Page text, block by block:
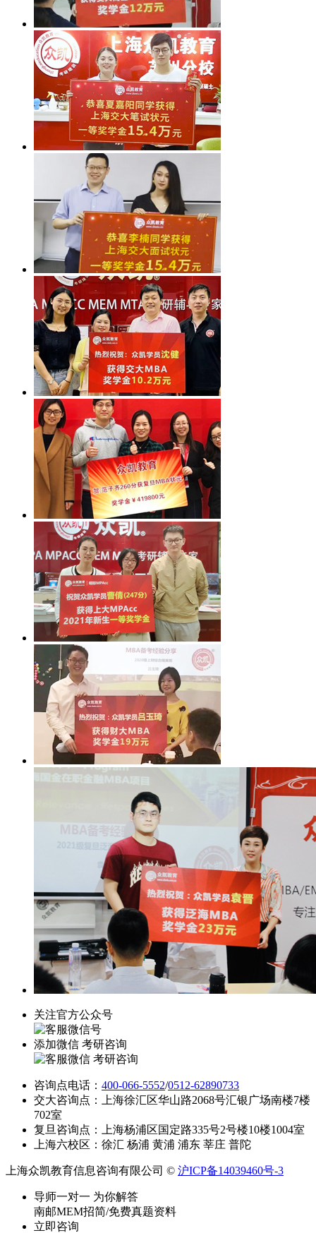
关注官方公众号
添加微信 考研咨询
咨询点电话： 400-066-5552/0512-62890733
交大咨询点：上海徐汇区华山路2068号汇银广场南楼7楼
702室
复旦咨询点：上海杨浦区国定路335号2号楼10楼1004室
上海六校区：徐汇 杨浦 黄浦 浦东 莘庄 普陀
上海众凯教育信息咨询有限公司 © 沪ICP备14039460号-3
导师一对一 为你解答
南邮MEM招简/免费真题资料
立即咨询